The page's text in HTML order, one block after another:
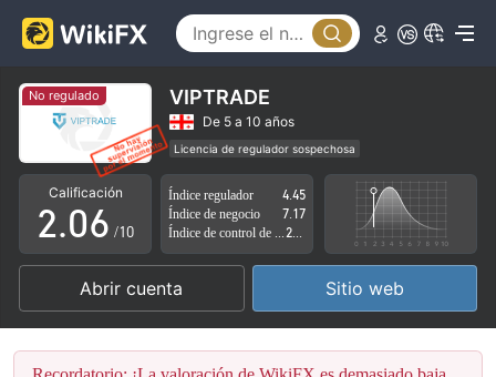
No regulado VIPTRADE
De 5 a 10 años
Licencia de regulador sospechosa
Zona de negocio sospechoso
Riesgo potencial alto
Calificación
0
1
2
3
4
5
.0
1
2
3
2
3
4
5
6
7
8
9
/10
Índice regulador
4.45
Índice de negocio
7.17
Abrir cuenta Sitio web